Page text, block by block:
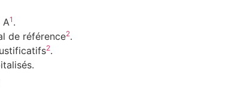
A1 .
de référence2.
2.